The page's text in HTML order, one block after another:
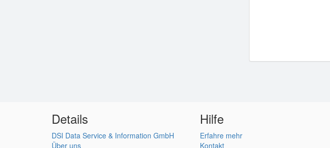
Details
DSI Data Service & Information GmbH
Über uns
Hilfe
Erfahre mehr
Kontakt